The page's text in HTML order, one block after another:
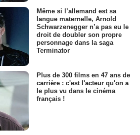
Même si l’allemand est sa
langue maternelle, Arnold
Schwarzenegger n’a pas eu le
droit de doubler son propre
personnage dans la saga
Terminator
Plus de 300 films en 47 ans de
carrière : c'est l'acteur qu'on a
le plus vu dans le cinéma
français !